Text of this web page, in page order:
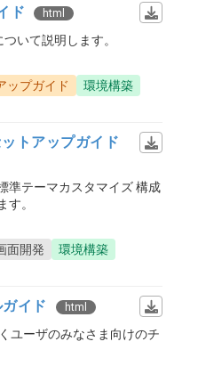
ド html
いて説明します。
ップガイド
環境構築
トアップガイド
準テーマカスタマイズ 構成
す。
面開発
環境構築
イド html
ユーザのみなさま向けのチ